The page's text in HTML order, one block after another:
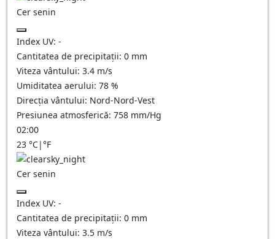
Cer senin
Index UV: -
Cantitatea de precipitații: 0 mm
Viteza vântului: 3.4 m/s
Umiditatea aerului: 78 %
Direcția vântului: Nord-Nord-Vest
Presiunea atmosferică: 758 mm/Hg
02:00
23 °C|°F
Cer senin
Index UV: -
Cantitatea de precipitații: 0 mm
Viteza vântului: 3.5 m/s